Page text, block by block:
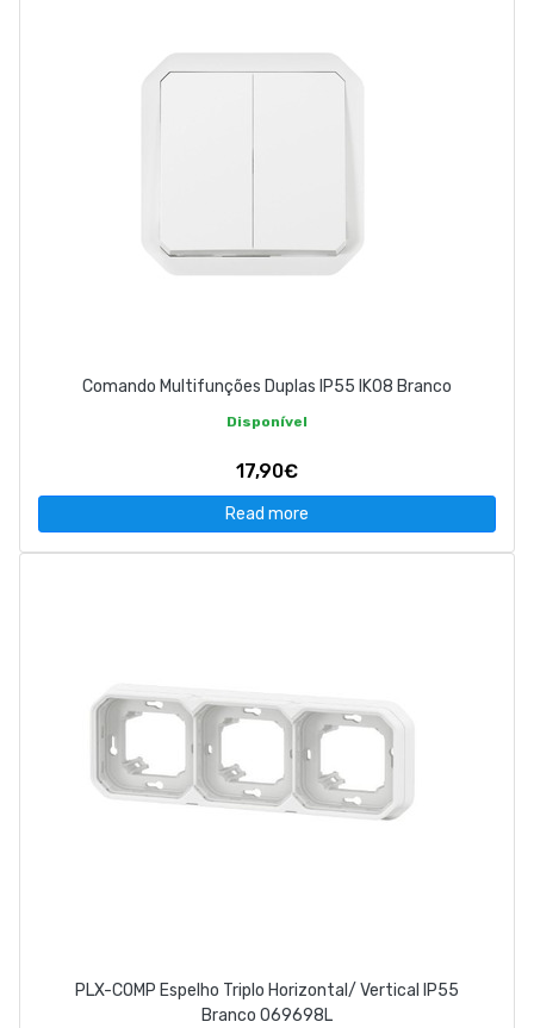
Comando Multifunções Duplas IP55 IK08 Branco
Disponível
17,90€
Read more
PLX-COMP Espelho Triplo Horizontal/ Vertical IP55
Branco 069698L